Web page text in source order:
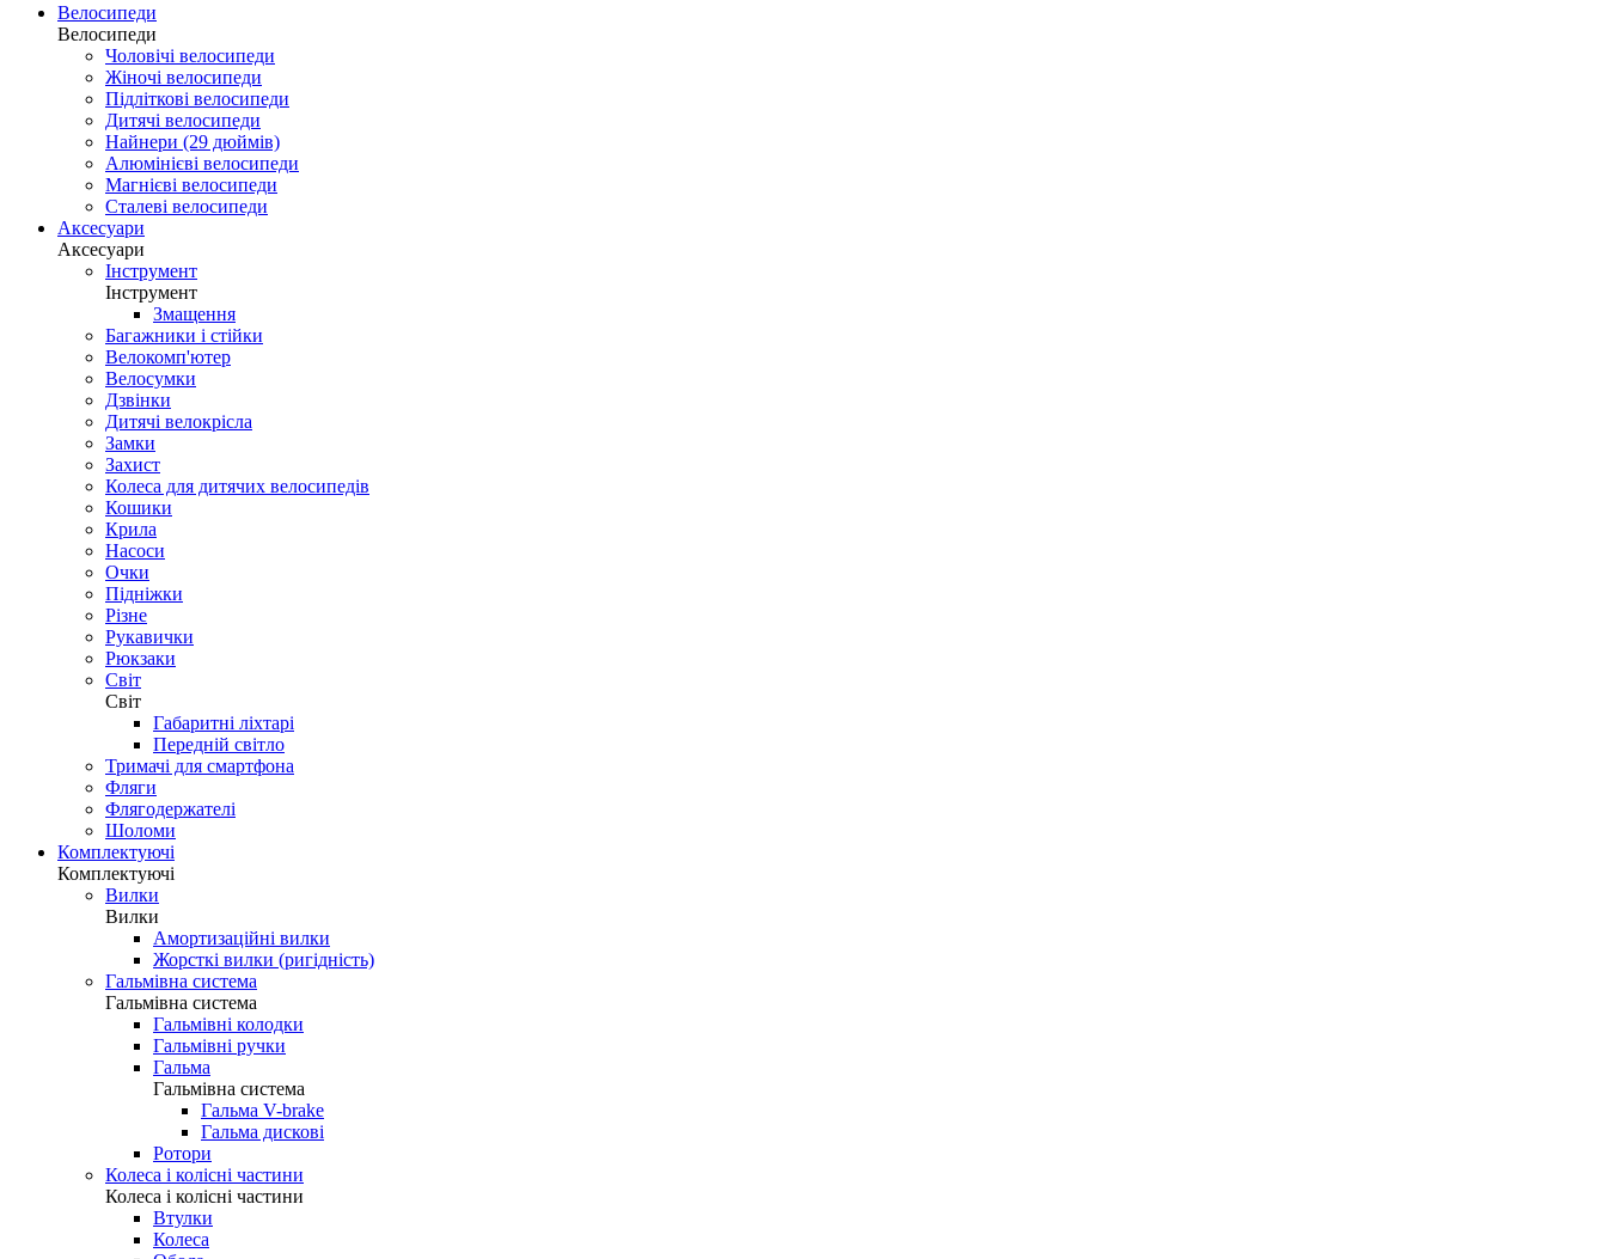
Велосипеди
Велосипеди
Чоловічі велосипеди
Жіночі велосипеди
Підліткові велосипеди
Дитячі велосипеди
Найнери (29 дюймів)
Алюмінієві велосипеди
Магнієві велосипеди
Сталеві велосипеди
Аксесуари
Аксесуари
Інструмент
Інструмент
Змащення
Багажники і стійки
Велокомп'ютер
Велосумки
Дзвінки
Дитячі велокрісла
Замки
Захист
Колеса для дитячих велосипедів
Кошики
Крила
Насоси
Очки
Підніжки
Різне
Рукавички
Рюкзаки
Світ
Світ
Габаритні ліхтарі
Передній світло
Тримачі для смартфона
Фляги
Флягодержателі
Шоломи
Комплектуючі
Комплектуючі
Вилки
Вилки
Амортизаційні вилки
Жорсткі вилки (ригідність)
Гальмівна система
Гальмівна система
Гальмівні колодки
Гальмівні ручки
Гальма
Гальмівна система
Гальма V-brake
Гальма дискові
Ротори
Колеса і колісні частини
Колеса і колісні частини
Втулки
Колеса